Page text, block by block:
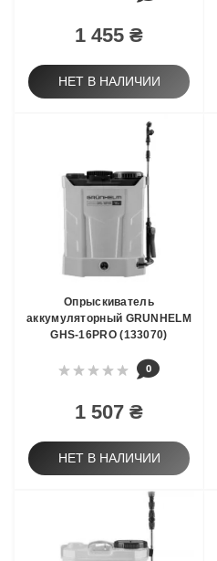
1 455 ₴
НЕТ В НАЛИЧИИ
Опрыскиватель
аккумуляторный GRUNHELM
GHS-16PRO (133070)
0
1 507 ₴
НЕТ В НАЛИЧИИ